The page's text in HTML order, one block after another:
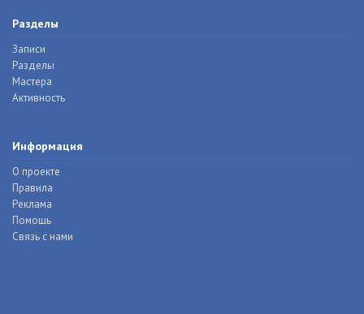
Разделы
Записи
Разделы
Мастера
Активность
Информация
О проекте
Правила
Реклама
Помощь
Связь с нами